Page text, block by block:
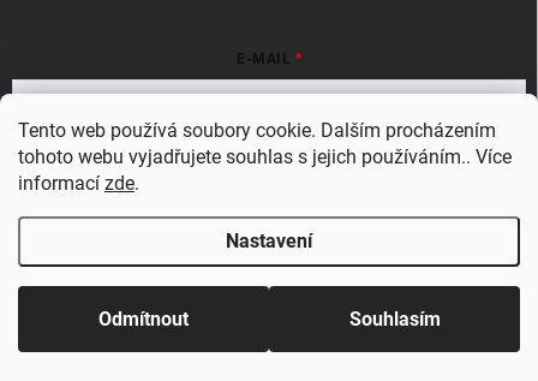
Tento web používá soubory cookie. Dalším procházením
tohoto webu vyjadřujete souhlas s jejich používáním.. Více
informací zde.
Nastavení
Odmítnout Souhlasím
E-MAIL
Vložením e-mailu souhlasíte s
Přihlásit se
Vytvořil Shoptet Premium
Copyright 2026 . Všechna práva vyhrazena.